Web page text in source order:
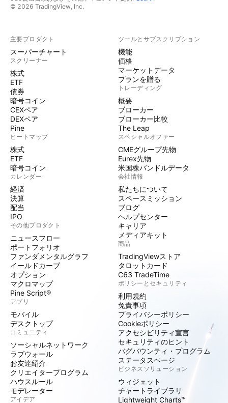
© 2026 TradingView, Inc.
主要プロダクト
スーパーチャート
スクリーナー
株式
ETF
債券
暗号コイン
CEXペア
DEXペア
Pine
ヒートマップ
株式
ETF
暗号コイン
カレンダー
経済
決算
配当
IPO
その他プロダクト
ニュースフロー
ポートフォリオ
ファンダメンタルグラフ
イールドカーブ
オプション
マクロマップ
Pine Script®
アプリ
モバイル
デスクトップ
コミュニティ
ソーシャルネットワーク
ラブウォール
お友達紹介
クリエイタープログラム
ハウスルール
モデレーター
アイデア
ツールとサブスクリプション
機能
価格
マーケットデータ
プランを贈る
トレーディング
概要
ブローカー
ブローカー比較
The Leap
スペシャルオファー
CMEグループ先物
Eurex先物
米国株バンドルデータ
会社情報
私たちについて
スペースミッション
ブログ
ヘルプセンター
キャリア
メディアキット
商品
TradingViewストア
タロットカード
C63 TradeTime
ポリシーとセキュリティ
利用規約
免責事項
プライバシーポリシー
Cookieポリシー
アクセシビリティ宣言
セキュリティのヒント
バグバウンティ・プログラム
ステータスページ
ビジネスソリューション
ウィジェット
チャートライブラリ
Lightweight Charts™